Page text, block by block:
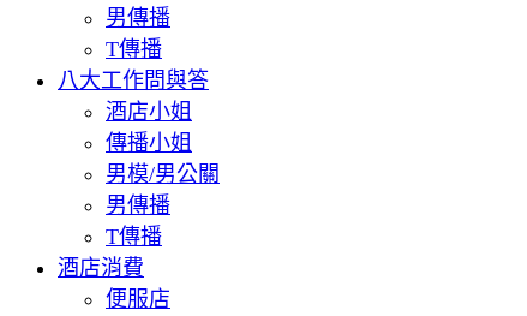
男傳播
T傳播
八大工作問與答
酒店小姐
傳播小姐
男模/男公關
男傳播
T傳播
酒店消費
便服店